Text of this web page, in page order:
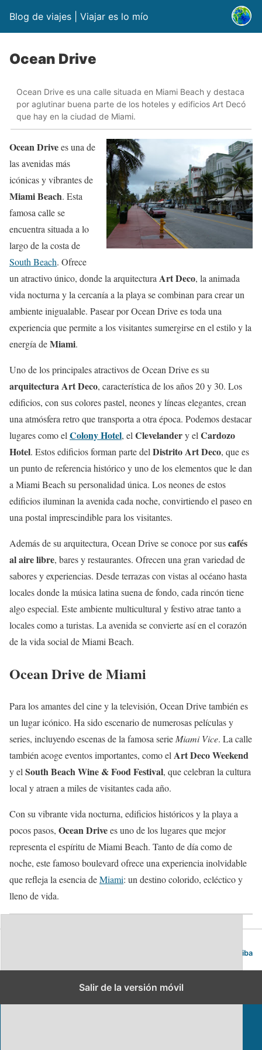
Blog de viajes | Viajar es lo mío
Ocean Drive
Ocean Drive es una calle situada en Miami Beach y destaca
por aglutinar buena parte de los hoteles y edificios Art Decó
que hay en la ciudad de Miami.
Ocean Drivees una de
las avenidas más
icónicas y vibrantes de
Miami Beach. Esta
famosa calle se
encuentra situada a lo
largo de la costa de
South Beach. Ofrece
un atractivo único, donde la arquitectura Art Deco, la animada
vida nocturna y la cercanía a la playa se combinan para crear un
ambiente inigualable. Pasear por Ocean Drive es toda una
experiencia que permite a los visitantes sumergirse en el estilo y la
energía deMiami.
Uno de los principales atractivos de Ocean Drive es su
arquitectura Art Deco, característica de los años 20 y 30. Los
edificios, con sus colores pastel, neones y líneas elegantes, crean
una atmósfera retro que transporta a otra época. Podemos destacar
lugares como el Colony Hotel, el Clevelandery el Cardozo
Hotel. Estos edificios forman parte del Distrito Art Deco, que es
un punto de referencia histórico y uno de los elementos que le dan
a Miami Beach su personalidad única. Los neones de estos
edificios iluminan la avenida cada noche, convirtiendo el paseo en
una postal imprescindible para los visitantes.
Además de su arquitectura, Ocean Drive se conoce por suscafés
al aire libre, bares y restaurantes. Ofrecen una gran variedad de
sabores y experiencias. Desde terrazas con vistas al océano hasta
locales donde la música latina suena de fondo, cada rincón tiene
algo especial. Este ambiente multicultural y festivo atrae tanto a
locales como a turistas. La avenida se convierte así en el corazón
de la vida social de Miami Beach.
Ocean Drive de Miami
Para los amantes del cine y la televisión, Ocean Drive también es
un lugar icónico. Ha sido escenario de numerosas películas y
series, incluyendo escenas de la famosa serie Miami Vice. La calle
también acoge eventos importantes, como el Art Deco Weekend
y el South Beach Wine & Food Festival, que celebran la cultura
local y atraen a miles de visitantes cada año.
Con su vibrante vida nocturna, edificios históricos y la playa a
pocos pasos, Ocean Drivees uno de los lugares que mejor
representa el espíritu de Miami Beach. Tanto de día como de
noche, este famoso boulevard ofrece una experiencia inolvidable
que refleja la esencia deMiami: un destino colorido, ecléctico y
lleno de vida.
Volver arriba
Salir de la versión móvil